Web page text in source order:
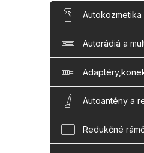
B
č
ý
a
e
Preskočiť
kategórieAutokozmetika
Autorádiá a
Autoantény a
Redukčné